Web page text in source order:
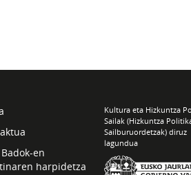
en
harpidetza
Kultura eta Hizkuntza
Sailak (Hizkuntza
Sailburuordetzak) diruz
lagundua